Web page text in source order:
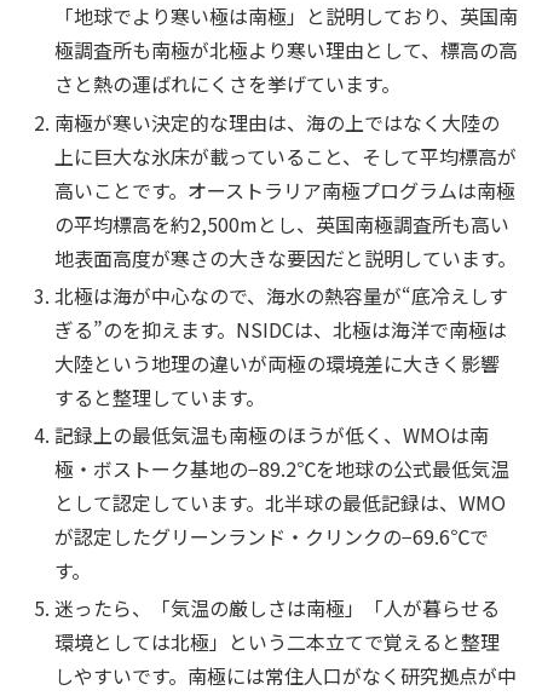
「地球でより寒い極は南極」と説明しており、英国南
極調査所も南極が北極より寒い理由として、標高の高
さと熱の運ばれにくさを挙げています。
南極が寒い決定的な理由は、海の上ではなく大陸の
上に巨大な氷床が載っていること、そして平均標高が
高いことです。オーストラリア南極プログラムは南極
の平均標高を約2,500mとし、英国南極調査所も高い
地表面高度が寒さの大きな要因だと説明しています。
北極は海が中心なので、海水の熱容量が“底冷えしす
ぎる”のを抑えます。NSIDCは、北極は海洋で南極は
大陸という地理の違いが両極の環境差に大きく影響
すると整理しています。
記録上の最低気温も南極のほうが低く、WMOは南
極・ボストーク基地の−89.2℃を地球の公式最低気温
として認定しています。北半球の最低記録は、WMO
が認定したグリーンランド・クリンクの−69.6℃で
す。
迷ったら、「気温の厳しさは南極」「人が暮らせる
環境としては北極」という二本立てで覚えると整理
しやすいです。南極には常住人口がなく研究拠点が中